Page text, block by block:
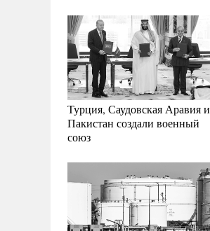
Турция, Саудовская Аравия и
Пакистан создали военный
союз